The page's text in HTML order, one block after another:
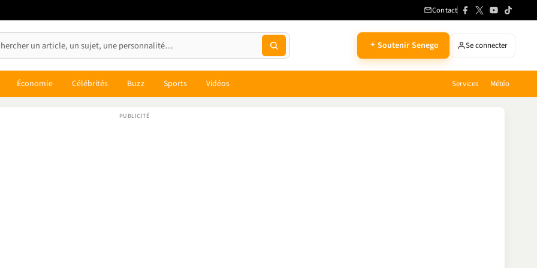
Contact
Soutenir Senego Se connecter
Économie Célébrités Buzz Sports Vidéos Services Météo